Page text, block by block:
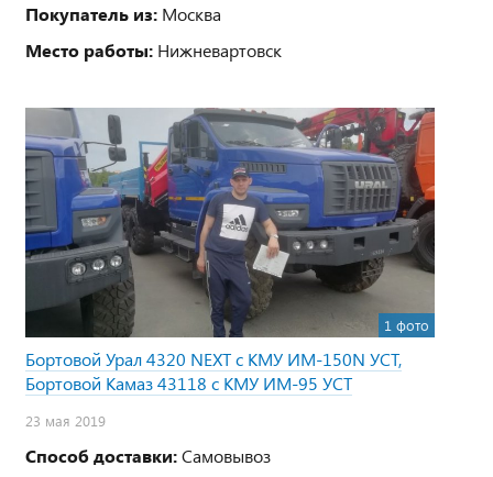
Покупатель из: Москва
Место работы: Нижневартовск
1 фото
Бортовой Урал 4320 NEXT с КМУ ИМ-150N УСТ,
Бортовой Камаз 43118 с КМУ ИМ-95 УСТ
23 мая 2019
Способ доставки:Самовывоз